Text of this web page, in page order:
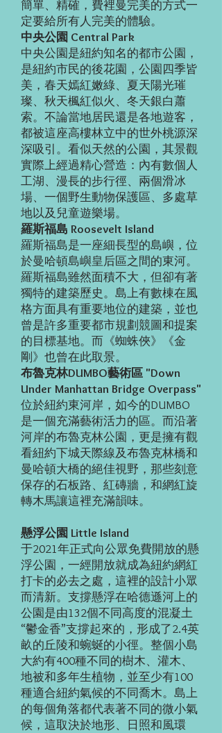
簡單、精確，費裡曼完美的方式一
定要給所有人完美的體驗。
中央公園 Central Park
中央公園是紐約知名的都市公園，
是紐約市民的後花園，公園四季皆
美，春天嫣紅嫩綠、夏天陽光璀
璨、秋天楓紅似火、冬天銀白蕭
索。不論當地居民還是各地遊客，
都被這座高樓林立中的世外桃源深
深吸引。看似天然的公園，其景觀
實際上經過精心營造：內有數個人
工湖、漫長的步行徑、兩個滑冰
場、一個野生動物保護區、多處草
地以及兒童遊樂場。
羅斯福島 Roosevelt Island
羅斯福島是一座細長型的島嶼，位
於曼哈頓島嶼皇后區之間的東河。
羅斯福島雖然面積不大，但卻有著
獨特的建築歷史。島上有數棟在風
格方面具有重要地位的建築，並也
曾是許多重要都市規劃競圖和提案
的目標基地。而《蜘蛛俠》《金
剛》也曾在此取景。
布魯克林DUMBO藝術區 "Down
Under Manhattan Bridge Overpass"
位於紐約東河岸，如今的DUMBO
是一個充滿藝術活力的區。而沿著
河岸的布魯克林公園，更是擁有觀
看紐約下城天際線及布魯克林橋和
曼哈頓大橋的絕佳視野，那些刻意
保存的石板路、紅磚牆，和網紅旋
轉木馬讓這裡充滿韻味。
懸浮公園 Little Island
于2021年正式向公眾免費開放的懸
浮公園，一經開放就成為紐約網紅
打卡的必去之處，這裡的設計小眾
而清新。支撐懸浮在哈德遜河上的
公園是由132個不同高度的混凝土
“鬱金香”支撐起來的，形成了2.4英
畝的丘陵和蜿蜒的小徑。整個小島
大約有400種不同的樹木、灌木、
地被和多年生植物，並至少有100
種適合紐約氣候的不同喬木。島上
的每個角落都代表著不同的微小氣
候，這取決於地形、日照和風環